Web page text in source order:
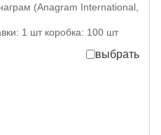
(Anagram International,
1 шт коробка: 100 шт
выбрать